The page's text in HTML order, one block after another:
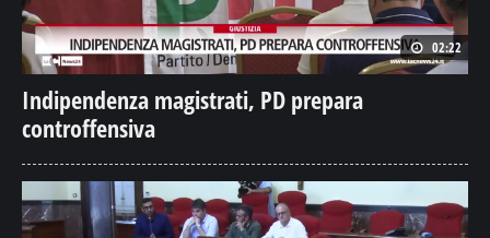
02:22
Indipendenza magistrati, PD prepara
controffensiva